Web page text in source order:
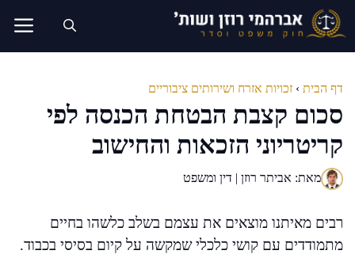
לדלג
לתוכן
דף הבית › זכויות אזרח ושירותים ציבוריים
סכום קצבת הבטחת הכנסה לפי
קריטריוני הזכאות והחישוב
מאת: אביתר רוזן | דין ומשפט
רבים מאיתנו מוצאים את עצמם בשלב כלשהו בחיים
מתמודדים עם קושי כלכלי שמקשה על קיום בסיסי בכבוד.